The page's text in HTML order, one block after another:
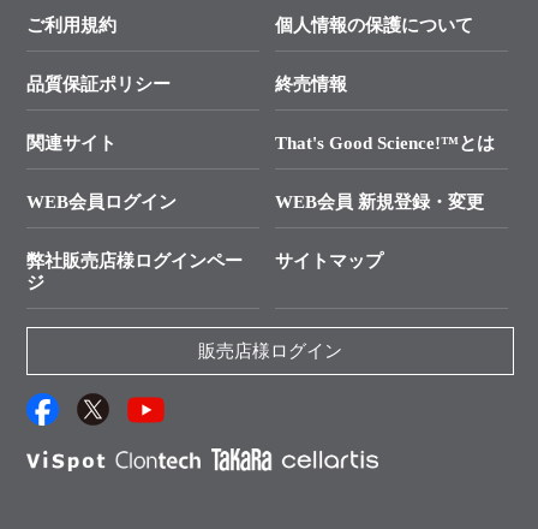
価格改定のご案内
技術セミナーのご案内
タカラバイオ発表文献
クローニング実験ガイド
SMARTer NGSポータルサイト
プライマー設計
制限酵素切断サイトの検索
ユーザーズボイス集
抗体検索サイト
├ 実験コンシェルジュ
├ 受託サービスお問い合わせ
資料請求 機器関連
資料請求 受託関連
資料請求 核酸抽出・精製カタログ
サンプル請求一覧
ご利用規約 個人情報の保護について
品質保証ポリシー 終売情報
関連サイト That's Good Science!™とは
WEB会員ログイン WEB会員 新規登録・変更
弊社販売店様ログインペー
ジ
サイトマップ
販売店様ログイン